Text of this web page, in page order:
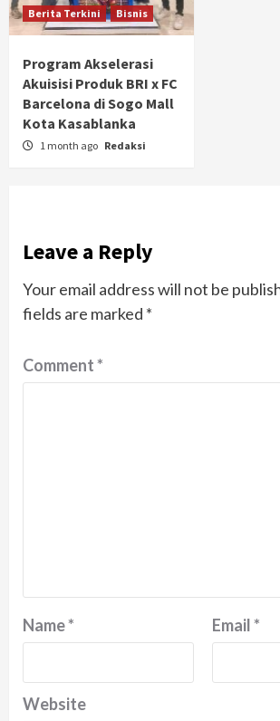
Berita Terkini Bisnis
Program Akselerasi
Akuisisi Produk BRI x FC
Barcelona di Sogo Mall
Kota Kasablanka
1 month ago Redaksi
Leave a Reply
Your email address will not be
fields are marked *
Comment*
Name* Email*
Website